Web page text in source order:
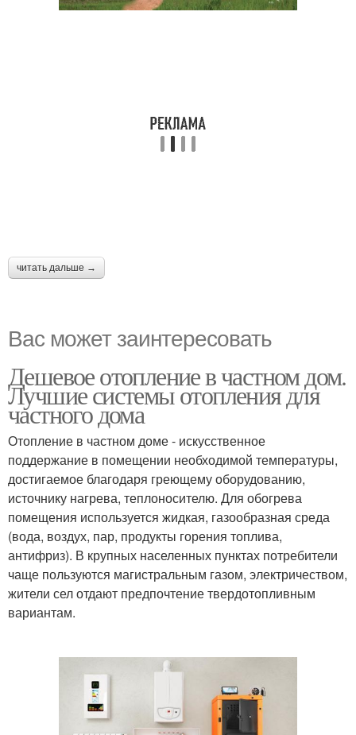
читать дальше →
Вас может заинтересовать
Дешевое отопление в частном дом.
Лучшие системы отопления для
частного дома
Отопление в частном доме - искусственное
поддержание в помещении необходимой температуры,
достигаемое благодаря греющему оборудованию,
источнику нагрева, теплоносителю. Для обогрева
помещения используется жидкая, газообразная среда
(вода, воздух, пар, продукты горения топлива,
антифриз). В крупных населенных пунктах потребители
чаще пользуются магистральным газом, электричеством,
жители сел отдают предпочтение твердотопливным
вариантам.